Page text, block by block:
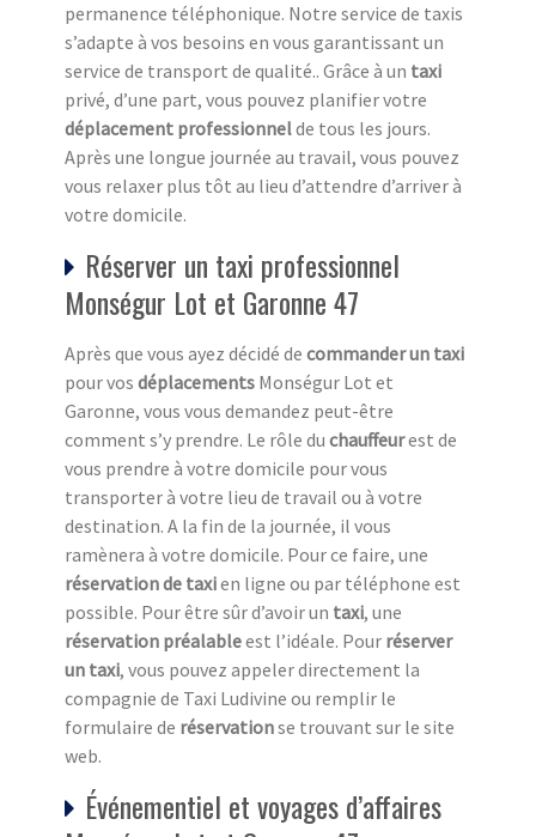
permanence téléphonique. Notre service de taxis
s’adapte à vos besoins en vous garantissant un
service de transport de qualité.. Grâce à un taxi
privé, d’une part, vous pouvez planifier votre
déplacement professionnelde tous les jours.
Après une longue journée au travail, vous pouvez
vous relaxer plus tôt au lieu d’attendre d’arriver à
votre domicile.
Réserver un taxi professionnel
Monségur Lot et Garonne 47
Après que vous ayez décidé de commander un taxi
pour vos déplacements Monségur Lot et
Garonne, vous vous demandez peut-être
comment s’y prendre. Le rôle du chauffeurest de
vous prendre à votre domicile pour vous
transporter à votre lieu de travail ou à votre
destination. A la fin de la journée, il vous
ramènera à votre domicile. Pour ce faire, une
réservation de taxien ligne ou par téléphone est
possible. Pour être sûr d’avoir un taxi, une
réservation préalableest l’idéale. Pour réserver
un taxi, vous pouvez appeler directement la
compagnie de Taxi Ludivine ou remplir le
formulaire de réservationse trouvant sur le site
web.
Événementiel et voyages d’affaires